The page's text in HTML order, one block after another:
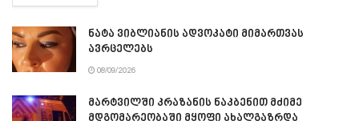
ნატა ვიბლიანის ადვოკატი მიმართვას
ავრცელებს
08/09/2026
მარტვილში კრაზანის ნაკბენით მძიმე
მდგომარეობაში მყოფი ახალგაზრდა